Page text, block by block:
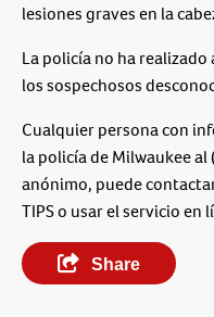
lesiones graves en la
La policía no ha
los sospechosos
Cualquier persona con
la policía de Milwaukee
anónimo, puede
TIPS o usar el servicio en
Share